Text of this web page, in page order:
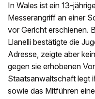
In Wales ist ein 13-
Messerangriff an einer
vor Gericht erschienen.
Llanelli bestätigte die
Adresse, zeigte aber
gegen sie erhobenen
Staatsanwaltschaft legt
sowie das Mitführen